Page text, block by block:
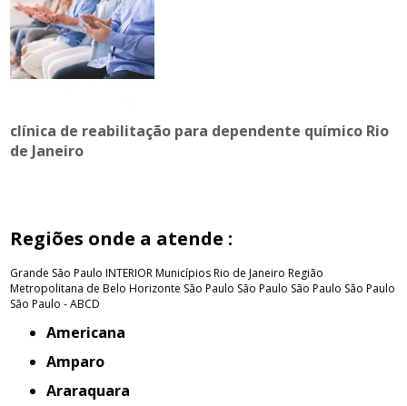
clínica de reabilitação para dependente químico Rio
de Janeiro
Regiões onde a atende :
Grande São Paulo INTERIORMunicípios Rio de Janeiro Região
Metropolitana de Belo Horizonte São Paulo São Paulo São Paulo São Paulo
São Paulo - ABCD
Americana
Amparo
Araraquara